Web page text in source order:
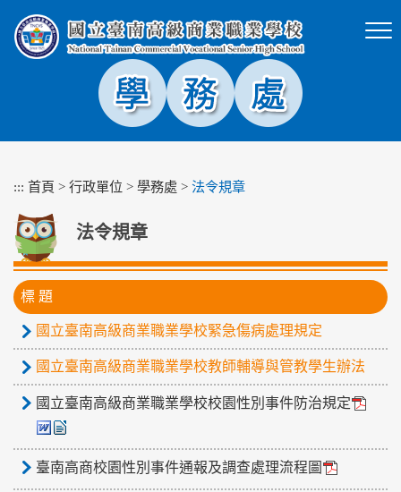
塊
::: 首頁 > 行政單位 > 學務處 > 法令規章
法令規章
標 題
國立臺南高級商業職業學校緊急傷病處理規定
國立臺南高級商業職業學校教師輔導與管教學生辦法
國立臺南高級商業職業學校校園性別事件防治規定
臺南高商校園性別事件通報及調查處理流程圖